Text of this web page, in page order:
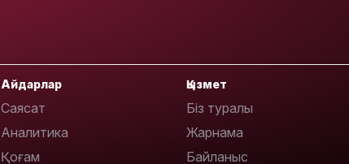
Айдарлар
Саясат
Аналитика
Қоғам
Қызмет
Біз туралы
Жарнама
Байланыс